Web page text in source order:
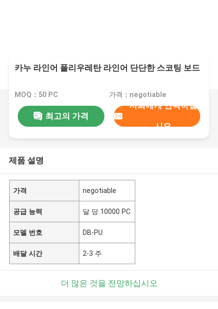
카누 라인어 폴리우레탄 라인어 단단한 스코팅 보드
MOQ：50 PC 가격：negotiable
최고의 가격
저희에게 연락하십
시오
제품 설명
가격 negotiable
공급 능력 달 당 10000 PC
모델 번호 DB-PU
배달 시간 2-3 주
더 많은 것을 전망하십시오